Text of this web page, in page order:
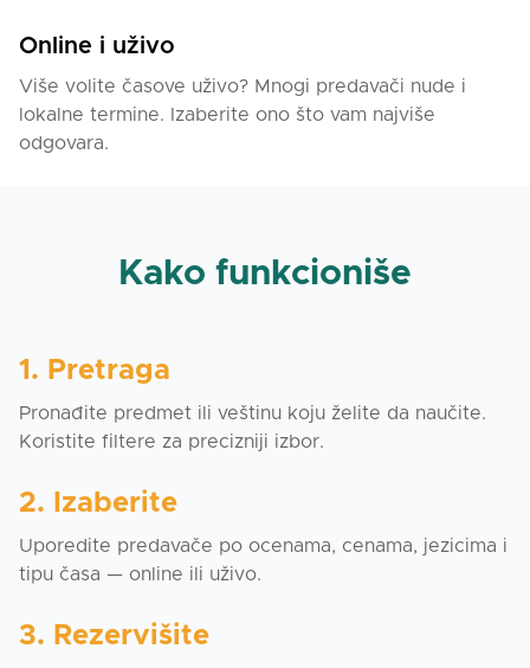
Online i uživo
Više volite časove uživo? Mnogi predavači nude i
lokalne termine. Izaberite ono što vam najviše
odgovara.
Kako funkcioniše
1. Pretraga
Pronađite predmet ili veštinu koju želite da naučite.
Koristite filtere za precizniji izbor.
2. Izaberite
Uporedite predavače po ocenama, cenama, jezicima i
tipu časa — online ili uživo.
3. Rezervišite